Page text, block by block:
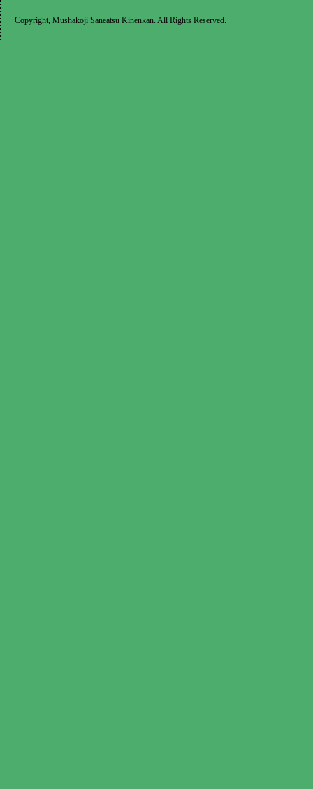
Copyright, Mushakoji Saneatsu Kinenkan. All Rights Reserved.